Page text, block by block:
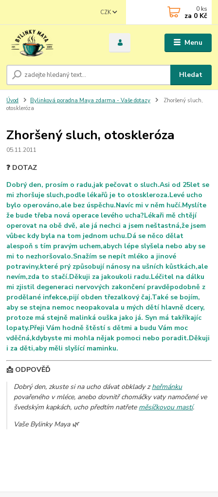
Menu
CZK
Hledat
0 ks
za 0 Kč
Úvod Bylinková poradna Maya zdarma - Vaše dotazy
Zhoršený sluch,
otoskleróza
Zhoršený sluch, otoskleróza
05.11.2011
❓ DOTAZ
Dobrý den, prosím o radu,jak pečovat o sluch.Asi od 25let se
mi zhoršuje sluch,podle lékařů je to otoskleroza.Levé ucho
bylo operováno,ale bez úspěchu.Navíc mi v něm hučí.Myslíte
že bude třeba nová operace levého ucha?Lékaři mě chtějí
operovat na obě dvě, ale já nechci a jsem neštastná,že jsem
vůbec kdy byla na tom jednom uchu.Dá se něco dělat
alespoň s tím pravým uchem,abych lépe slyšela nebo aby se
mi to nezhoršovalo.Snažím se nepít mléko a jinové
potraviny,které prý způsobují nánosy na ušních kůstkách,ale
nevím,zda to stačí.Děkuji za jakoukoli radu.Léčitel na dálku
mi zjistil degeneraci nervových zakončení pravděpodobně z
prodělané infekce,pijí obden třezalkový čaj.Také se bojím,
aby se stejna nemoc neopakovala u mých dětí hlavně dcery,
protoze má stejně malinká ouška jako já. Syn má takříkajíc
lopaty.Přeji Vám hodně štěstí s dětmi a budu Vám moc
vděčná,kdybyste mi mohla nějak pomoci nebo poradit.Děkuji
i za děti,aby měli slyšící maminku.
📩 ODPOVĚĎ
Dobrý den, zkuste si na ucho dávat obklady zheřmánku
povařeného v mléce, anebo dovnitř chomáčky vaty namočené ve
švedským kapkách, ucho předtím natřete měsíčkovou mastí.
Vaše Bylinky Maya 🌿